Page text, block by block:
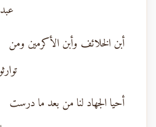
أبن الخلائف وأبن الأكرمين ومن
أحيا الجهاد لنا من بعد ما درست